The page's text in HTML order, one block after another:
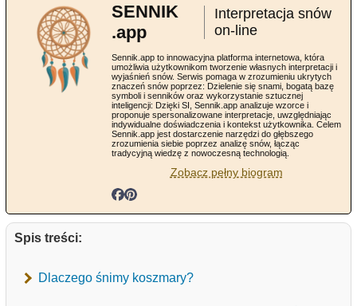
SENNIK
.app
Interpretacja snów
on-line
Sennik.app to innowacyjna platforma internetowa, która
umożliwia użytkownikom tworzenie własnych interpretacji i
wyjaśnień snów. Serwis pomaga w zrozumieniu ukrytych
znaczeń snów poprzez: Dzielenie się snami, bogatą bazę
symboli i senników oraz wykorzystanie sztucznej
inteligencji: Dzięki SI, Sennik.app analizuje wzorce i
proponuje spersonalizowane interpretacje, uwzględniając
indywidualne doświadczenia i kontekst użytkownika. Celem
Sennik.app jest dostarczenie narzędzi do głębszego
zrozumienia siebie poprzez analizę snów, łącząc
tradycyjną wiedzę z nowoczesną technologią.
Zobacz pełny biogram
Spis treści:
Dlaczego śnimy koszmary?